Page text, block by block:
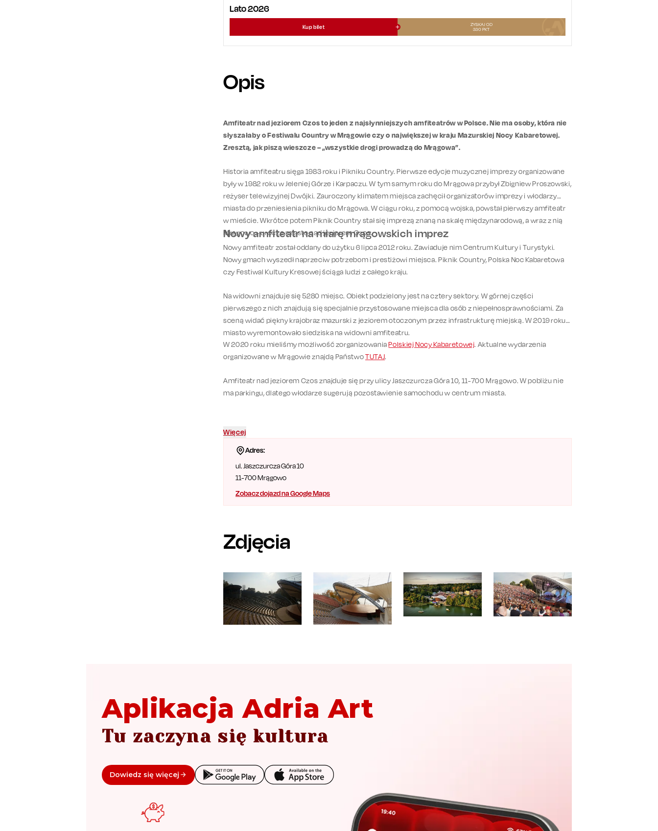
Lato 2026
Kup bilet
ZYSKAJ OD
330 PKT
Opis
Adres:
ul. Jaszczurcza Góra 10
11-700Mrągowo
Zobacz dojazd na Google Maps
Amfiteatr nad jeziorem Czos to jeden z najsłynniejszych amfiteatrów w Polsce. Nie ma osoby, która nie
słyszałaby o Festiwalu Country w Mrągowie czy o największej w kraju Mazurskiej Nocy Kabaretowej.
Zresztą, jak piszą wieszcze – „wszystkie drogi prowadzą do Mrągowa”.
Historia amfiteatru sięga 1983 roku i Pikniku Country. Pierwsze edycje muzycznej imprezy organizowane
były w 1982 roku w Jeleniej Górze i Karpaczu. W tym samym roku do Mrągowa przybył Zbigniew Proszowski,
reżyser telewizyjnej Dwójki. Zauroczony klimatem miejsca zachęcił organizatorów imprezy i włodarzy
miasta do przeniesienia pikniku do Mrągowa. W ciągu roku, z pomocą wojska, powstał pierwszy amfiteatr
w mieście. Wkrótce potem Piknik Country stał się imprezą znaną na skalę międzynarodową, a wraz z nią
Mrągowo – urocze miasto nad jeziorem Czos.
Nowy amfiteatr na miarę mrągowskich imprez
Nowy amfiteatr został oddany do użytku 6 lipca 2012 roku. Zawiaduje nim Centrum Kultury i Turystyki.
Nowy gmach wyszedł naprzeciw potrzebom i prestiżowi miejsca. Piknik Country, Polska Noc Kabaretowa
czy Festiwal Kultury Kresowej ściąga ludzi z całego kraju.
Na widowni znajduje się 5280 miejsc. Obiekt podzielony jest na cztery sektory. W górnej części
pierwszego z nich znajdują się specjalnie przystosowane miejsca dla osób z niepełnosprawnościami. Za
sceną widać piękny krajobraz mazurski z jeziorem otoczonym przez infrastrukturę miejską. W 2019 roku
miasto wyremontowało siedziska na widowni amfiteatru.
W 2020 roku mieliśmy możliwość zorganizowaniaPolskiej Nocy Kabaretowej. Aktualne wydarzenia
organizowane w Mrągowie znajdą PaństwoTUTAJ.
Amfiteatr nad jeziorem Czos znajduje się przy ulicy Jaszczurcza Góra 10, 11-700 Mrągowo. W pobliżu nie
ma parkingu, dlatego włodarze sugerują pozostawienie samochodu w centrum miasta.
Więcej
Zdjęcia
Aplikacja Adria Art
Tu zaczyna się kultura
Dowiedz się więcej